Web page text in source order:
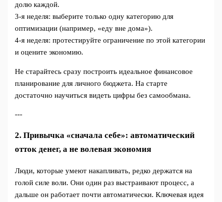
долю каждой.
3-я неделя: выберите только одну категорию для
оптимизации (например, «еду вне дома»).
4-я неделя: протестируйте ограничение по этой категории
и оцените экономию.
Не старайтесь сразу построить идеальное финансовое
планирование для личного бюджета. На старте
достаточно научиться видеть цифры без самообмана.
---
2. Привычка «сначала себе»: автоматический
отток денег, а не волевая экономия
Люди, которые умеют накапливать, редко держатся на
голой силе воли. Они один раз выстраивают процесс, а
дальше он работает почти автоматически. Ключевая идея